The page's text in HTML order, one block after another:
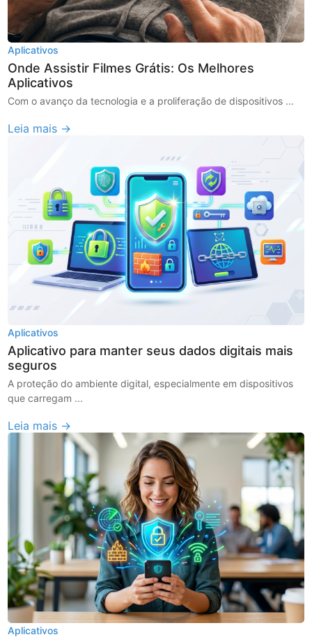
Aplicativos
Onde Assistir Filmes Grátis: Os Melhores
Aplicativos
Com o avanço da tecnologia e a proliferação de dispositivos ...
Leia mais →
Aplicativos
Aplicativo para manter seus dados digitais mais
seguros
A proteção do ambiente digital, especialmente em dispositivos
que carregam ...
Leia mais →
Aplicativos